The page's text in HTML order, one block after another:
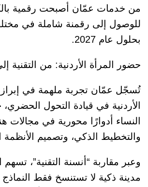
من خدمات عمّان أصبحت رقمية
للوصول إلى رقمنة شاملة في
بحلول عام 2027.
حضور المرأة الأردنية: من التقنية
تُسجّل عمّان تجربة ملهمة في إبراز
الأردنية في قيادة التحول
النساء أدوارًا محورية في مجالات
والتخطيط الذكي، وتصميم الأنظمة
وعبر مقاربة “أنسنة التقنية”، تسهم
مدينة ذكية لا تستنسخ فقط النماذج